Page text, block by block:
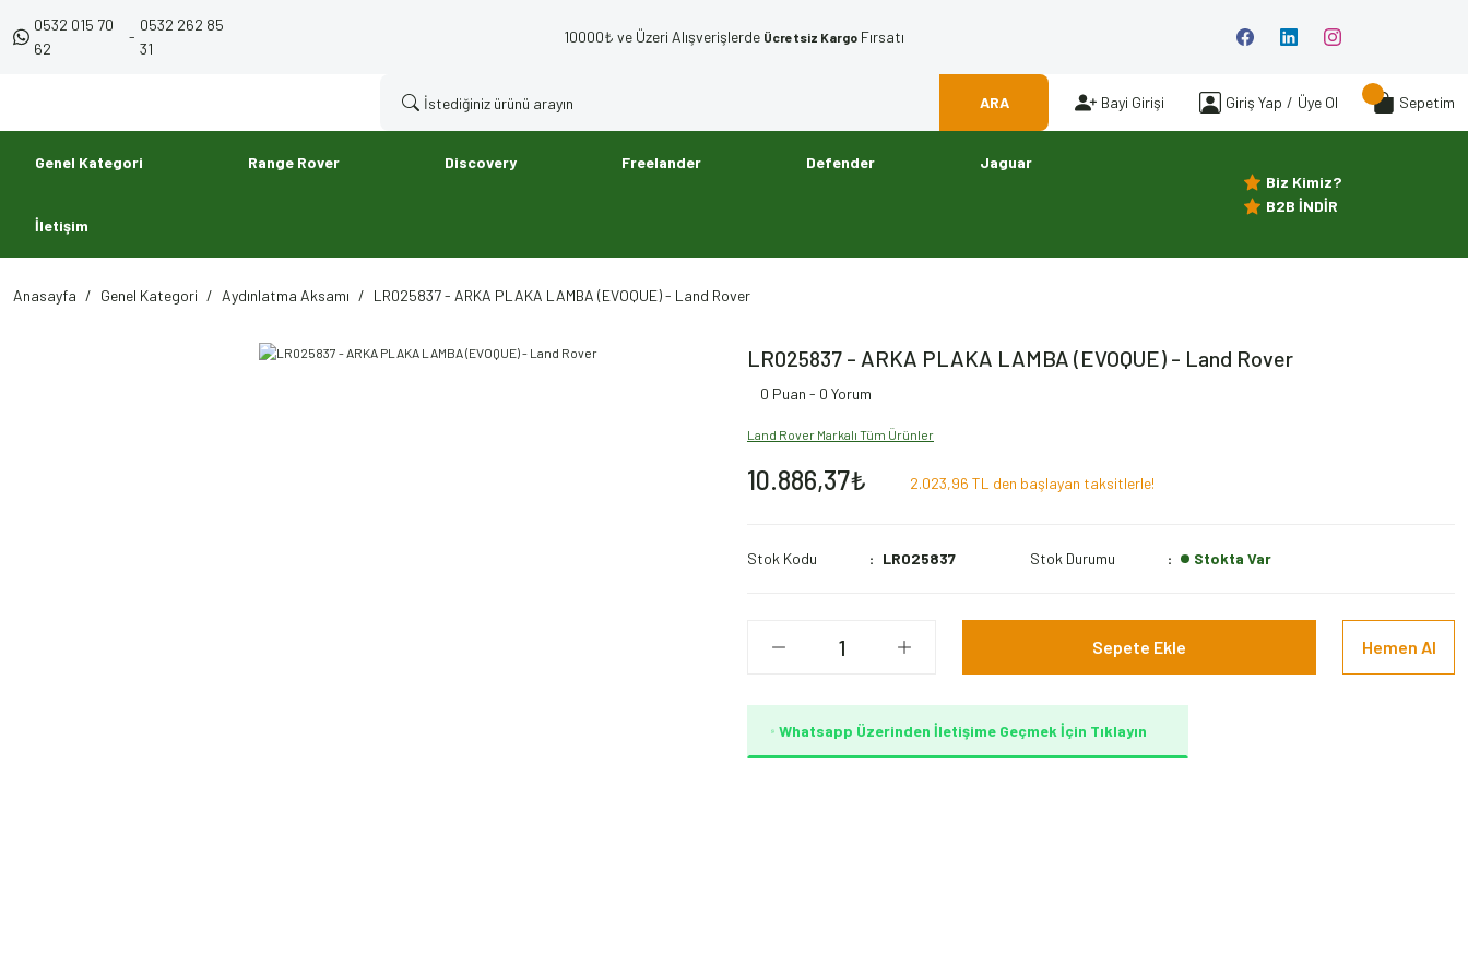
0532 015 70
62
-
0532 262 85
31
10000₺ ve Üzeri Alışverişlerde Ücretsiz Kargo Fırsatı
ARA Bayi Girişi Giriş Yap / Üye Ol Sepetim
Genel Kategori Range Rover Discovery Freelander Defender Jaguar
İletişim
Biz Kimiz?
B2B İNDİR
Anasayfa Genel Kategori Aydınlatma Aksamı LR025837 - ARKA PLAKA LAMBA (EVOQUE) - Land Rover
LR025837 - ARKA PLAKA LAMBA (EVOQUE) - Land Rover
0 Puan - 0 Yorum
Land Rover Markalı Tüm Ürünler
10.886,37₺ 2.023,96 TL den başlayan taksitlerle!
Stok Kodu LR025837 Stok Durumu Stokta Var
Sepete Ekle Hemen Al
Whatsapp Üzerinden İletişime Geçmek İçin Tıklayın